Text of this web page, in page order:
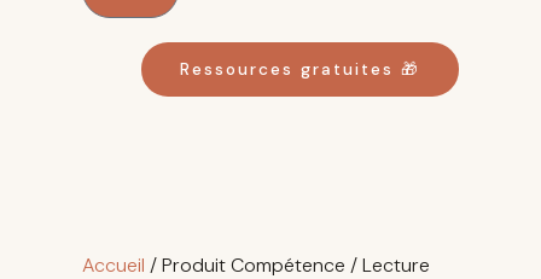
Ressources gratuites 🎁
Accueil / Produit Compétence / Lecture
popularité